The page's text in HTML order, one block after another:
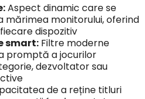
Aspect dinamic care se
mărimea monitorului, oferind
dispozitiv
smart: Filtre moderne
promptă a jocurilor
dezvoltator sau
de a reține titluri